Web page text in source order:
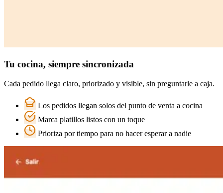
Tu cocina, siempre sincronizada
Cada pedido llega claro, priorizado y visible, sin preguntarle a caja.
Los pedidos llegan solos del punto de venta a cocina
Marca platillos listos con un toque
Prioriza por tiempo para no hacer esperar a nadie